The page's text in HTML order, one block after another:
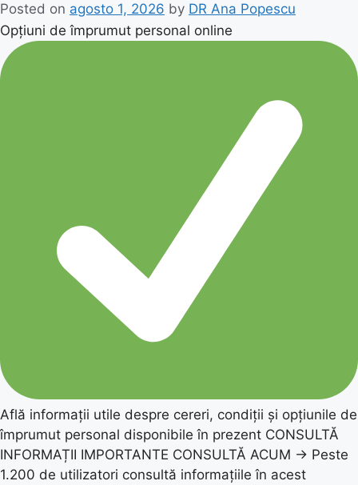
Posted on agosto 1, 2026 by DR Ana Popescu
Opțiuni de împrumut personal online
Află informații utile despre cereri, condiții și opțiunile de
împrumut personal disponibile în prezent CONSULTĂ
INFORMAȚII IMPORTANTE CONSULTĂ ACUM → Peste
1.200 de utilizatori consultă informațiile în acest